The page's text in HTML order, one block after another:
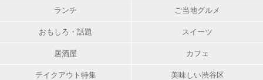
ランチ ご当地グルメ
おもしろ・話題 スイーツ
居酒屋 カフェ
テイクアウト特集 美味しい渋谷区